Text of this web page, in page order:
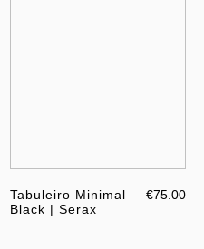
Tabuleiro Minimal
Black | Serax
€75.00